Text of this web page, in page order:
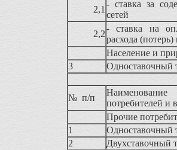
2,1
- ставка за
сетей
2,2
- ставка на
расхода (потерь)
Население и
3
Одноставочный
№ п/п
потребителей и
Прочие
1
Одноставочный
2
Двухставочный